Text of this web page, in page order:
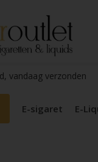
vandaag verzonden
E-sigaret E-